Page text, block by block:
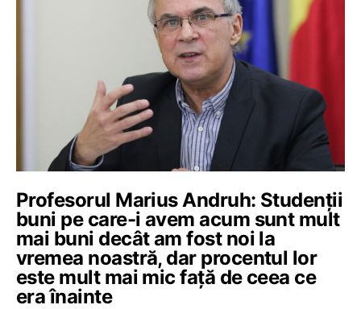
Profesorul Marius Andruh: Studenții
buni pe care-i avem acum sunt mult
mai buni decât am fost noi la
vremea noastră, dar procentul lor
este mult mai mic față de ceea ce
era înainte